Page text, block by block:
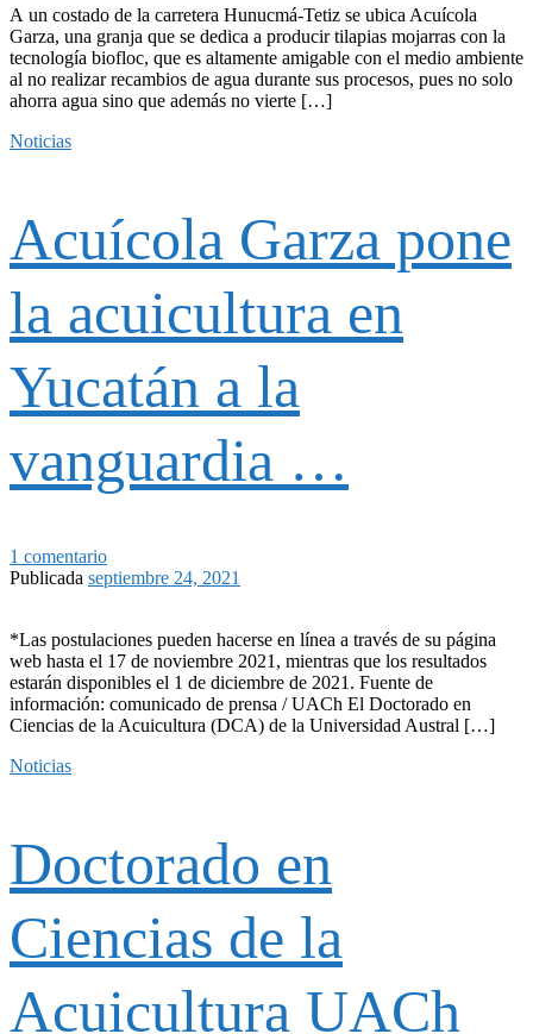
A un costado de la carretera Hunucmá-Tetiz se ubica Acuícola
Garza, una granja que se dedica a producir tilapias mojarras con la
tecnología biofloc, que es altamente amigable con el medio ambiente
al no realizar recambios de agua durante sus procesos, pues no solo
ahorra agua sino que además no vierte […]
Noticias
Acuícola Garza pone
la acuicultura en
Yucatán a la
vanguardia …
1 comentario
Publicada septiembre 24, 2021
*Las postulaciones pueden hacerse en línea a través de su página
web hasta el 17 de noviembre 2021, mientras que los resultados
estarán disponibles el 1 de diciembre de 2021. Fuente de
información: comunicado de prensa / UACh El Doctorado en
Ciencias de la Acuicultura (DCA) de la Universidad Austral […]
Noticias
Doctorado en
Ciencias de la
Acuicultura UACh